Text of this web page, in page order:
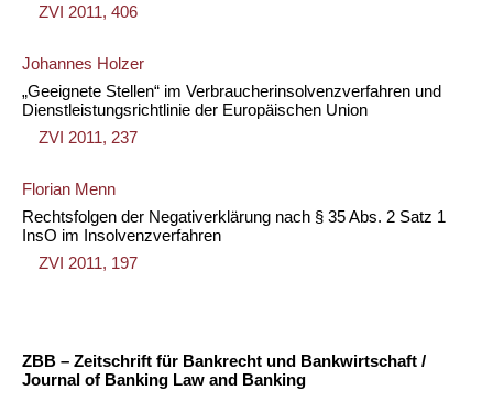
ZVI 2011, 406
Johannes Holzer
„Geeignete Stellen“ im Verbraucherinsolvenzverfahren und
Dienstleistungsrichtlinie der Europäischen Union
ZVI 2011, 237
Florian Menn
Rechtsfolgen der Negativerklärung nach § 35 Abs. 2 Satz 1
InsO im Insolvenzverfahren
ZVI 2011, 197
ZBB – Zeitschrift für Bankrecht und Bankwirtschaft /
Journal of Banking Law and Banking